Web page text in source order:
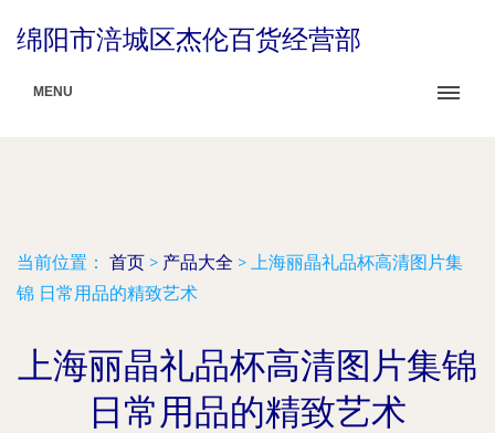
绵阳市涪城区杰伦百货经营部
MENU
当前位置： 首页 > 产品大全 > 上海丽晶礼品杯高清图片集
锦 日常用品的精致艺术
上海丽晶礼品杯高清图片集锦
日常用品的精致艺术